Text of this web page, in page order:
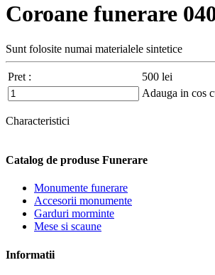
Coroane funerare
Sunt folosite numai materialele sintetice
Pret : 500 lei
Adauga in cos
Characteristici
Catalog de produse Funerare
Monumente funerare
Accesorii monumente
Garduri morminte
Mese si scaune
Informatii